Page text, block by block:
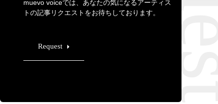
muevo voiceでは、あなたの気になるアーティス
トの記事リクエストをお待ちしております。
Request